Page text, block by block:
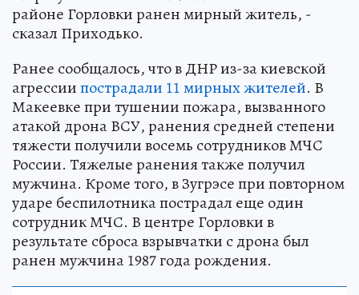
районе Горловки ранен мирный житель, -
сказал Приходько.
Ранее сообщалось, что в ДНР из-за киевской
агрессиипострадали 11 мирных жителей. В
Макеевке при тушении пожара, вызванного
атакой дрона ВСУ, ранения средней степени
тяжести получили восемь сотрудников МЧС
России. Тяжелые ранения также получил
мужчина. Кроме того, в Зугрэсе при повторном
ударе беспилотника пострадал еще один
сотрудник МЧС. В центре Горловки в
результате сброса взрывчатки с дрона был
ранен мужчина 1987 года рождения.